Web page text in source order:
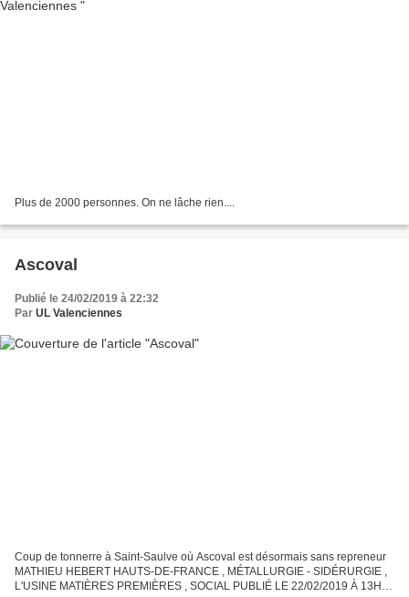
Plus de 2000 personnes. On ne lâche rien....
Ascoval
Publié le 24/02/2019 à 22:32
Par UL Valenciennes
Coup de tonnerre à Saint-Saulve où Ascoval est désormais sans repreneur
MATHIEU HEBERT HAUTS-DE-FRANCE , MÉTALLURGIE - SIDÉRURGIE ,
L'USINE MATIÈRES PREMIÈRES , SOCIAL PUBLIÉ LE 22/02/2019 À 13H31